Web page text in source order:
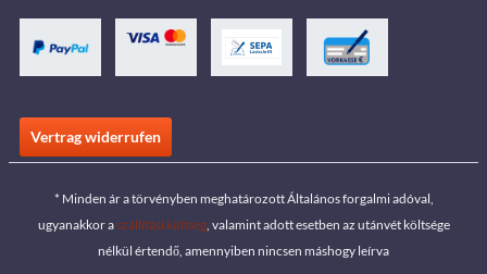
Vertrag widerrufen
* Minden ár a törvényben meghatározott Általános forgalmi adóval,
ugyanakkor aszállítási költség, valamint adott esetben az utánvét költsége
nélkül értendő, amennyiben nincsen máshogy leírva